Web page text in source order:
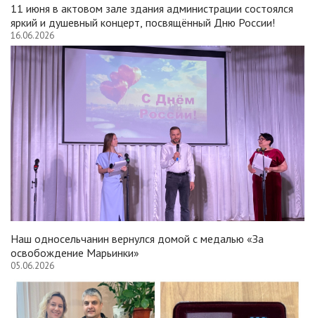
11 июня в актовом зале здания администрации состоялся
яркий и душевный концерт, посвящённый Дню России!
16.06.2026
Наш односельчанин вернулся домой с медалью «За
освобождение Марьинки»
05.06.2026